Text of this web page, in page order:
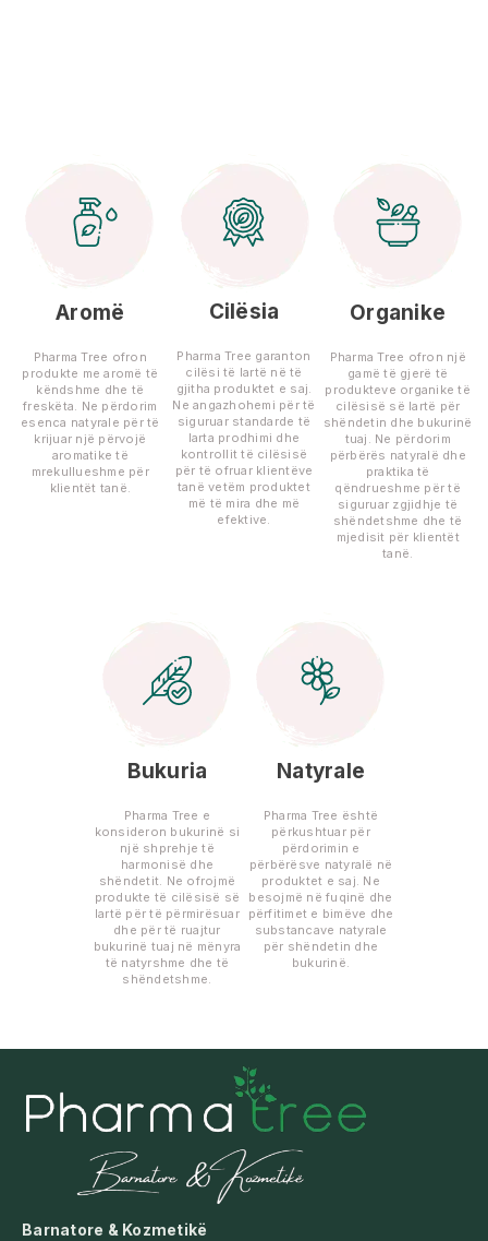
Aromë
Pharma Tree ofron
produkte me aromë të
këndshme dhe të
freskëta. Ne përdorim
esenca natyrale për të
krijuar një përvojë
aromatike të
mrekullueshme për
klientët tanë.
Cilësia
Pharma Tree garanton
cilësi të lartë në të
gjitha produktet e saj.
Ne angazhohemi për të
siguruar standarde të
larta prodhimi dhe
kontrollit të cilësisë
për të ofruar klientëve
tanë vetëm produktet
më të mira dhe më
efektive.
Organike
Pharma Tree ofron një
gamë të gjerë të
produkteve organike të
cilësisë së lartë për
shëndetin dhe bukurinë
tuaj. Ne përdorim
përbërës natyralë dhe
praktika të
qëndrueshme për të
siguruar zgjidhje të
shëndetshme dhe të
mjedisit për klientët
tanë.
Bukuria
Pharma Tree e
konsideron bukurinë si
një shprehje të
harmonisë dhe
shëndetit. Ne ofrojmë
produkte të cilësisë së
lartë për të përmirësuar
dhe për të ruajtur
bukurinë tuaj në mënyra
të natyrshme dhe të
shëndetshme.
Natyrale
Pharma Tree është
përkushtuar për
përdorimin e
përbërësve natyralë në
produktet e saj. Ne
besojmë në fuqinë dhe
përfitimet e bimëve dhe
substancave natyrale
për shëndetin dhe
bukurinë.
Barnatore & Kozmetikë